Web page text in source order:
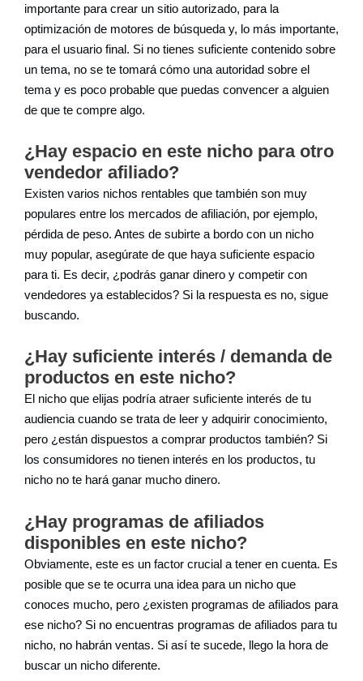
importante para crear un sitio autorizado, para la
optimización de motores de búsqueda y, lo más importante,
para el usuario final. Si no tienes suficiente contenido sobre
un tema, no se te tomará cómo una autoridad sobre el
tema y es poco probable que puedas convencer a alguien
de que te compre algo.
¿Hay espacio en este nicho para otro
vendedor afiliado?
Existen varios nichos rentables que también son muy
populares entre los mercados de afiliación, por ejemplo,
pérdida de peso. Antes de subirte a bordo con un nicho
muy popular, asegúrate de que haya suficiente espacio
para ti. Es decir, ¿podrás ganar dinero y competir con
vendedores ya establecidos? Si la respuesta es no, sigue
buscando.
¿Hay suficiente interés / demanda de
productos en este nicho?
El nicho que elijas podría atraer suficiente interés de tu
audiencia cuando se trata de leer y adquirir conocimiento,
pero ¿están dispuestos a comprar productos también? Si
los consumidores no tienen interés en los productos, tu
nicho no te hará ganar mucho dinero.
¿Hay programas de afiliados
disponibles en este nicho?
Obviamente, este es un factor crucial a tener en cuenta. Es
posible que se te ocurra una idea para un nicho que
conoces mucho, pero ¿existen programas de afiliados para
ese nicho? Si no encuentras programas de afiliados para tu
nicho, no habrán ventas. Si así te sucede, llego la hora de
buscar un nicho diferente.